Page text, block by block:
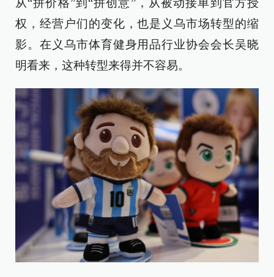
权，经营户们的变化，也是义乌市场转型的缩
影。在义乌市体育健身用品行业协会会长吴晓
明看来，这种转型来得并不容易。